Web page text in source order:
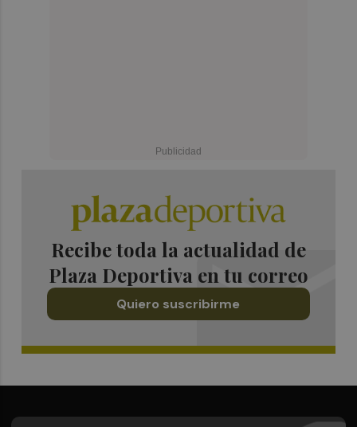
Recibe toda la actualidad de
Plaza Deportiva en tu correo
Quiero suscribirme